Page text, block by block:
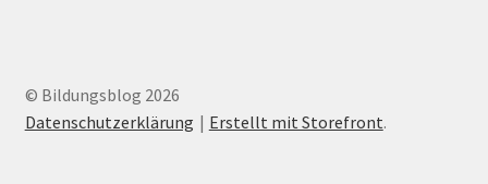
© Bildungsblog 2026
Datenschutzerklärung
Erstellt mit Storefront.